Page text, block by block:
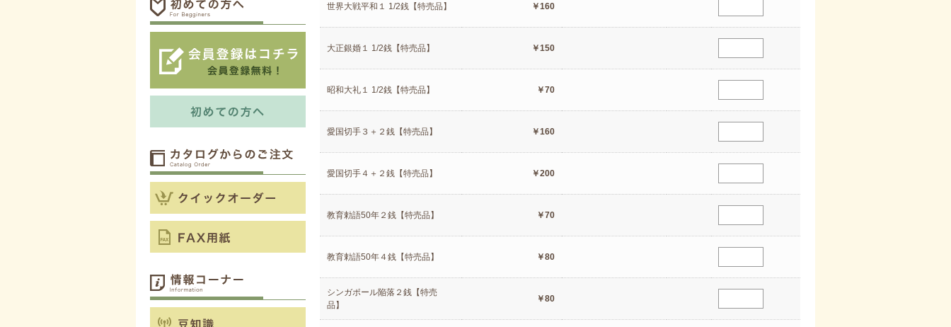
世界大戦平和１ 1/2銭【特売品】 ￥160
大正銀婚１ 1/2銭【特売品】 ￥150
昭和大礼１ 1/2銭【特売品】 ￥70
愛国切手３＋２銭【特売品】 ￥160
愛国切手４＋２銭【特売品】 ￥200
教育勅語50年２銭【特売品】 ￥70
教育勅語50年４銭【特売品】 ￥80
シンガポール陥落２銭【特売
品】
￥80